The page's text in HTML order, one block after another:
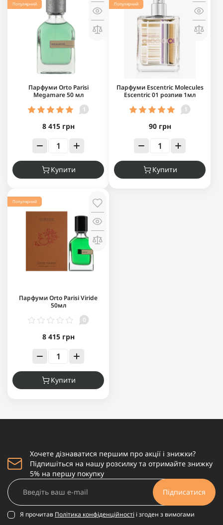
Популярний
Парфуми Orto Parisi
Megamare 50 мл
1
8 415 грн
Купити
Популярний
Парфуми Escentric Molecules
Escentric 01 розпив 1мл
1
90 грн
Купити
Популярний
Парфуми Orto Parisi Viride
50мл
0
8 415 грн
Купити
Хочете дізнаватися першим про акції і знижки?
Підпишіться на нашу розсилку та отримайте знижку
5% на першу покупку
Підписатися
Я прочитав Політика конфіденційності і згоден з вимогами